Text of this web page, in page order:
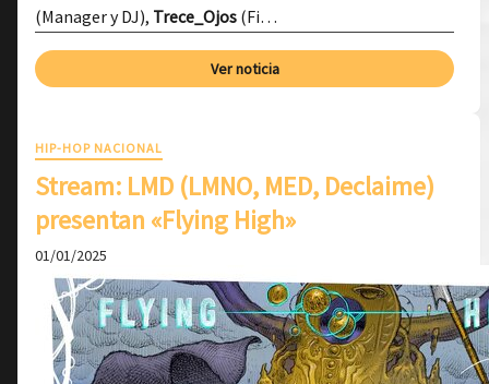
(Manager y DJ), Trece_Ojos (Fi…
Ver noticia
HIP-HOP NACIONAL
Stream: LMD (LMNO, MED, Declaime)
presentan «Flying High»
01/01/2025